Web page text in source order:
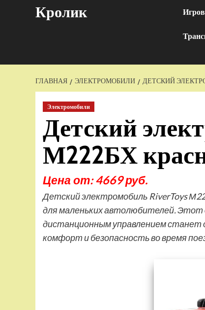
Кролик
ГЛАВНАЯ ЭЛЕКТРОМОБИЛИ ДЕТСКИЙ
Электромобили
Детский
М222БХ
Цена от: 4669 руб.
Детский электромобиль RiverToys
для маленьких автолюбителей.
дистанционным управлением станет
комфорт и безопасность во время